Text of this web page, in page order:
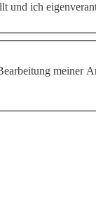
und ich
meiner